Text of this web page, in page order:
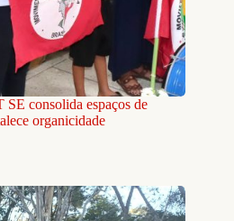
consolida espaços de
organicidade